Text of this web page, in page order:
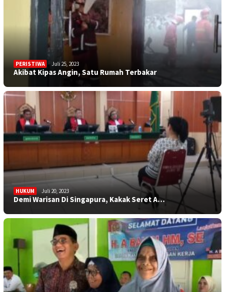
PERISTIWA Juli 25, 2023
Akibat Kipas Angin, Satu Rumah Terbakar
HUKUM Juli 20, 2023
Demi Warisan Di Singapura, Kakak Seret A…